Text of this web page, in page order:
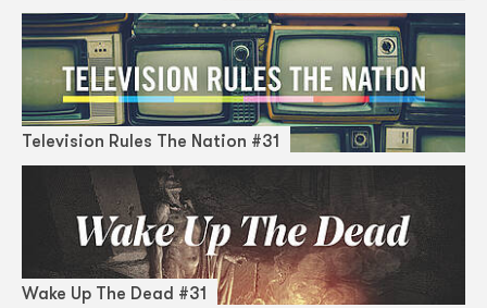
Television Rules The Nation #31
Wake Up The Dead #31